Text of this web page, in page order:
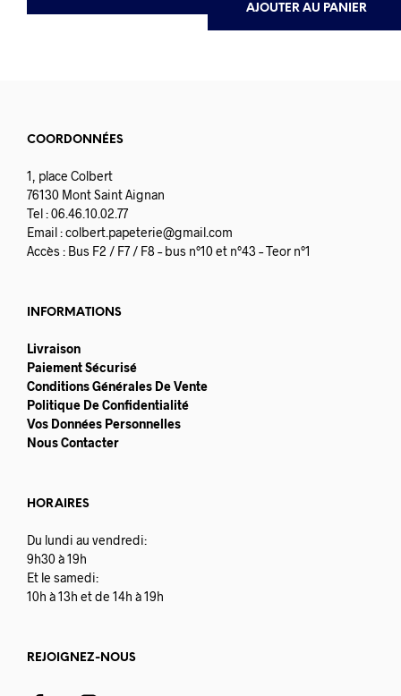
AJOUTER AU PANIER
COORDONNÉES
1, place Colbert
76130 Mont Saint Aignan
Tel : 06.46.10.02.77
Email :colbert.papeterie@gmail.com
Accès : Bus F2 / F7 / F8 – bus n°10 et n°43 – Teor n°1
INFORMATIONS
Livraison
Paiement Sécurisé
Conditions Générales De Vente
Politique De Confidentialité
Vos Données Personnelles
Nous Contacter
HORAIRES
Du lundi au vendredi:
9h30 à 19h
Et le samedi:
10h à 13h et de 14h à 19h
REJOIGNEZ-NOUS